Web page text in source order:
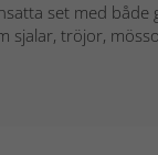
set med
tröjor,